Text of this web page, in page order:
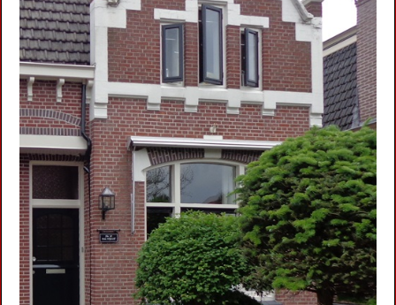
Boek & Film
Literatuurprijs Zeist
Leesclubs / leesgroepen
Verhalenproject '80 jaar Vrijheid'
Silent Reading Club Zeist
Wereldwijd Vertelcafé Zeist
Kinderboekenfeest
Agenda
Actueel
Gedichten
Fotoalbum
Contact
info@literairzeist.nl